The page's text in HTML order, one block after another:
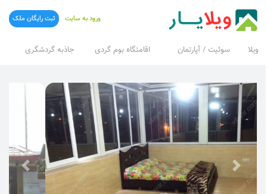
ویلا سوئیت / آپارتمان اقامتگاه بوم گردی جاذبه گردشگری
ورود به سایت ثبت رایگان ملک